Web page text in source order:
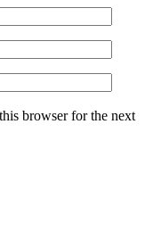
browser for the next